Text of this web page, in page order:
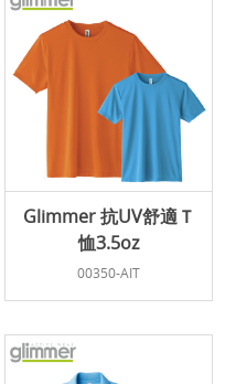
Glimmer 抗UV舒適Ｔ
恤3.5oz
00350-AIT